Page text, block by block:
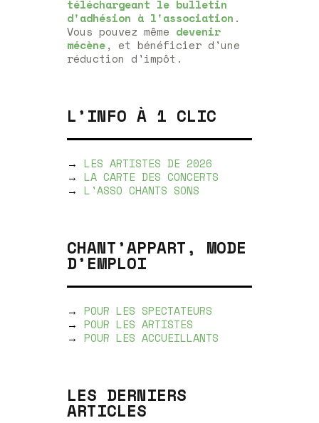
téléchargeant le bulletin
d'adhésion à l'association .
Vous pouvez même devenir
mécène, et bénéficier d'une
réduction d'impôt.
L’INFO À 1 CLIC
→ LES ARTISTES DE 2026
→ LA CARTE DES CONCERTS
→ L'ASSO CHANTS SONS
CHANT’APPART, MODE
D’EMPLOI
→ POUR LES SPECTATEURS
→ POUR LES ARTISTES
→ POUR LES ACCUEILLANTS
LES DERNIERS
ARTICLES